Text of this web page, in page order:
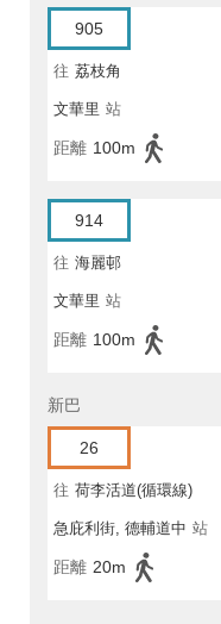
905
往 荔枝角
文華里 站
距離 100m
914
往 海麗邨
文華里 站
距離 100m
新巴
26
往 荷李活道(循環線)
急庇利街, 德輔道中 站
距離 20m